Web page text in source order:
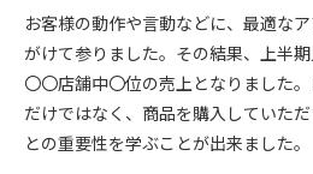
お客様の動作や言動などに、最適な
がけて参りました。その結果、上半
〇〇店舗中〇位の売上となりました
だけではなく、商品を購入していた
との重要性を学ぶことが出来ました。